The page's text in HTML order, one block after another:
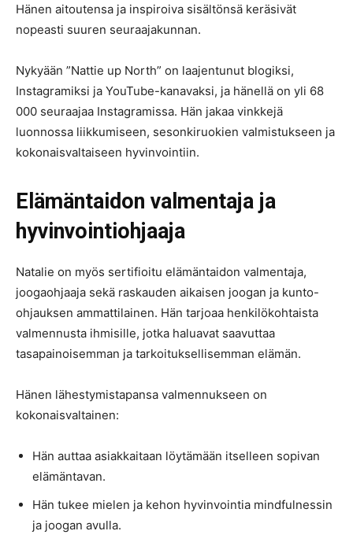
Hänen aitoutensa ja inspiroiva sisältönsä keräsivät
nopeasti suuren seuraajakunnan.
Nykyään ”Nattie up North” on laajentunut blogiksi,
Instagramiksi ja YouTube-kanavaksi, ja hänellä on yli 68
000 seuraajaa Instagramissa. Hän jakaa vinkkejä
luonnossa liikkumiseen, sesonkiruokien valmistukseen ja
kokonaisvaltaiseen hyvinvointiin.
Elämäntaidon valmentaja ja
hyvinvointiohjaaja
Natalie on myös sertifioitu elämäntaidon valmentaja,
joogaohjaaja sekä raskauden aikaisen joogan ja kunto-
ohjauksen ammattilainen. Hän tarjoaa henkilökohtaista
valmennusta ihmisille, jotka haluavat saavuttaa
tasapainoisemman ja tarkoituksellisemman elämän.
Hänen lähestymistapansa valmennukseen on
kokonaisvaltainen:
Hän auttaa asiakkaitaan löytämään itselleen sopivan
elämäntavan.
Hän tukee mielen ja kehon hyvinvointia mindfulnessin
ja joogan avulla.